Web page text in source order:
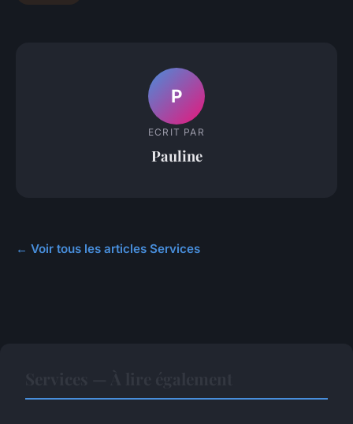
P
ECRIT PAR
Pauline
← Voir tous les articles Services